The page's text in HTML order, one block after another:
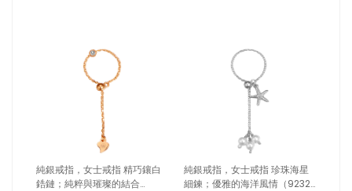
純銀戒指，女士戒指 精巧鑲白
鋯鏈；純粹與璀璨的結合
純銀戒指，女士戒指 珍珠海星
細鍊；優雅的海洋風情（9232